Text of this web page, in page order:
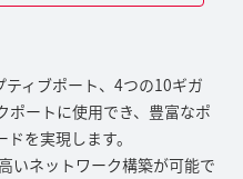
ィブポート、4つの10ギガ
ポートに使用でき、豊富なポ
を実現します。
いネットワーク構築が可能で